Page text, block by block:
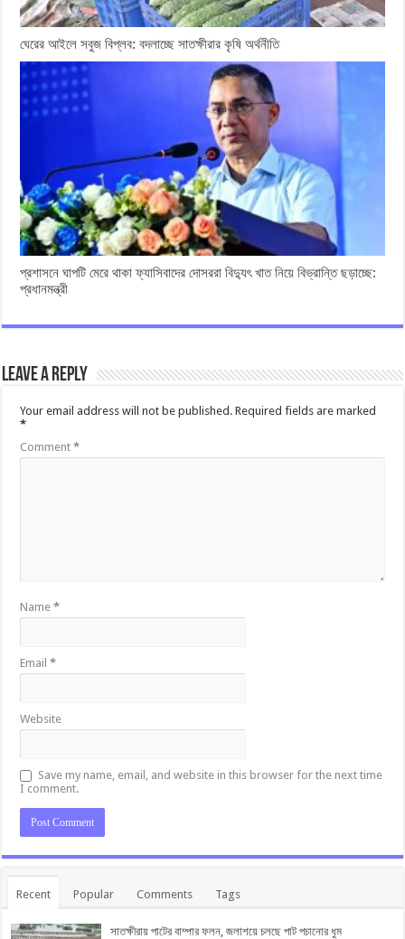
ঘেরের আইলে সবুজ বিপ্লব: বদলাচ্ছে সাতক্ষীরার কৃষি অর্থনীতি
প্রশাসনে ঘাপটি মেরে থাকা ফ্যাসিবাদের দোসররা বিদ্যুৎ খাত নিয়ে বিভ্রান্তি ছড়াচ্ছে:
প্রধানমন্ত্রী
Leave a Reply
Your email address will not be published. Required fields are marked
*
Comment*
Name*
Email*
Website
Save my name, email, and website in this browser for the next time
I comment.
Recent Popular Comments Tags
সাতক্ষীরায় পাটের বাম্পার ফলন, জলাশয়ে চলছে পাট পচানোর ধুম